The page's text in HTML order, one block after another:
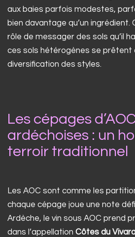
aux baies parfois modestes,
bien davantage qu’un ingrédient.
rôle de messager des sols qu’il
ces sols hétérogènes se prêtent
diversification des styles.
Les cépages
ardéchoises : un
terroir traditionnel
Les AOC sont comme les
chaque cépage joue une note
Ardèche, le vin sous AOC prend
dans l’appellation Côtes du